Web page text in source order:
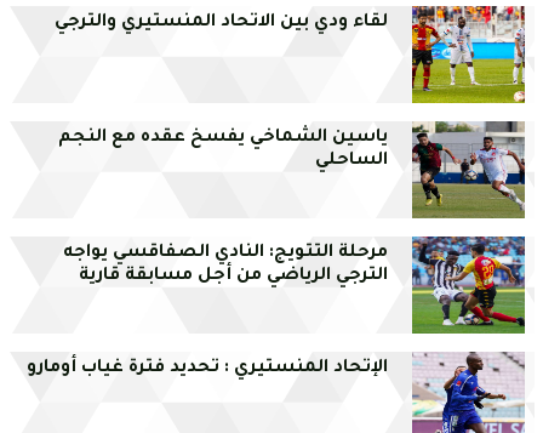
لقاء ودي بين الاتحاد المنستيري والترجي
ياسين الشماخي يفسخ عقده مع النجم
الساحلي
مرحلة التتويج: النادي الصفاقسي يواجه
الترجي الرياضي من أجل مسابقة قارية
الإتحاد المنستيري : تحديد فترة غياب أومارو